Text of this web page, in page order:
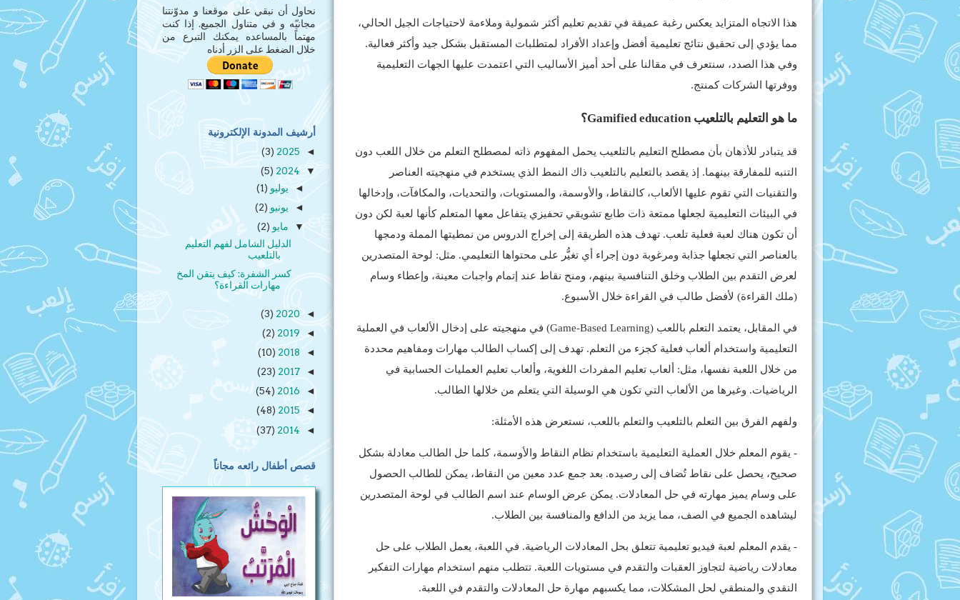
هذا الاتجاه المتزايد يعكس رغبة عميقة في تقديم تعليم أكثر شمولية وملاءمة لاحتياجات الجيل الحالي،
مما يؤدي إلى تحقيق نتائج تعليمية أفضل وإعداد الأفراد لمتطلبات المستقبل بشكل جيد وأكثر فعالية.
وفي هذا الصدد، سنتعرف في مقالنا على أحد أميز الأساليب التي اعتمدت عليها الجهات التعليمية
ووفرتها الشركات كمنتج.
ما هو التعليم بالتلعيب Gamified education؟
قد يتبادر للأذهان بأن مصطلح التعليم بالتلعيب يحمل المفهوم ذاته لمصطلح التعلم من خلال اللعب دون
التنبه للمفارقة بينهما. إذ يقصد بالتعليم بالتلعيب ذاك النمط الذي يستخدم في منهجيته العناصر
والتقنيات التي تقوم عليها الألعاب، كالنقاط، والأوسمة، والمستويات، والتحديات، والمكافآت، وإدخالها
في البيئات التعليمية لجعلها ممتعة ذات طابع تشويقي تحفيزي يتفاعل معها المتعلم كأنها لعبة لكن دون
أن تكون هناك لعبة فعلية تلعب. تهدف هذه الطريقة إلى إخراج الدروس من نمطيتها المملة ودمجها
بالعناصر التي تجعلها جذابة ومرغوبة دون إجراء أي تغيُّر على محتواها التعليمي. مثل: لوحة المتصدرين
لعرض التقدم بين الطلاب وخلق التنافسية بينهم، ومنح نقاط عند إتمام واجبات معينة، وإعطاء وسام
(ملك القراءة) لأفضل طالب في القراءة خلال الأسبوع.
في المقابل، يعتمد التعلم باللعب (Game-Based Learning) في منهجيته على إدخال الألعاب في العملية
التعليمية واستخدام ألعاب فعلية كجزء من التعلم. تهدف إلى إكساب الطالب مهارات ومفاهيم محددة
من خلال اللعبة نفسها، مثل: ألعاب تعليم المفردات اللغوية، وألعاب تعليم العمليات الحسابية في
الرياضيات. وغيرها من الألعاب التي تكون هي الوسيلة التي يتعلم من خلالها الطالب.
ولفهم الفرق بين التعلم بالتلعيب والتعلم باللعب، نستعرض هذه الأمثلة:
- يقوم المعلم خلال العملية التعليمية باستخدام نظام النقاط والأوسمة، كلما حل الطالب معادلة بشكل
صحيح، يحصل على نقاط تُضاف إلى رصيده. بعد جمع عدد معين من النقاط، يمكن للطالب الحصول
على وسام يميز مهارته في حل المعادلات. يمكن عرض الوسام عند اسم الطالب في لوحة المتصدرين
ليشاهده الجميع في الصف، مما يزيد من الدافع والمنافسة بين الطلاب.
- يقدم المعلم لعبة فيديو تعليمية تتعلق بحل المعادلات الرياضية. في اللعبة، يعمل الطلاب على حل
معادلات رياضية لتجاوز العقبات والتقدم في مستويات اللعبة. تتطلب منهم استخدام مهارات التفكير
النقدي والمنطقي لحل المشكلات، مما يكسبهم مهارة حل المعادلات والتقدم في اللعبة.
نحاول أن نبقي على موقعنا و مدوّنتنا
مجانيّه و في متناول الجميع. إذا كنت
مهتماً بالمساعده يمكنك التبرع من
خلال الضغط على الزر أدناه
أرشيف المدونة الإلكترونية
◄
2025
(3)
▼
2024
(5)
◄ يوليو (1)
◄ يونيو (2)
▼ مايو (2)
الدليل الشامل لفهم التعليم
بالتلعيب
كسر الشفرة: كيف يتقن المخ
مهارات القراءة؟
◄
2020
(3)
◄
2019
(2)
◄
2018
(10)
◄
2017
(23)
◄
2016
(54)
◄
2015
(48)
◄
2014
(37)
قصص أطفال رائعه مجاناً